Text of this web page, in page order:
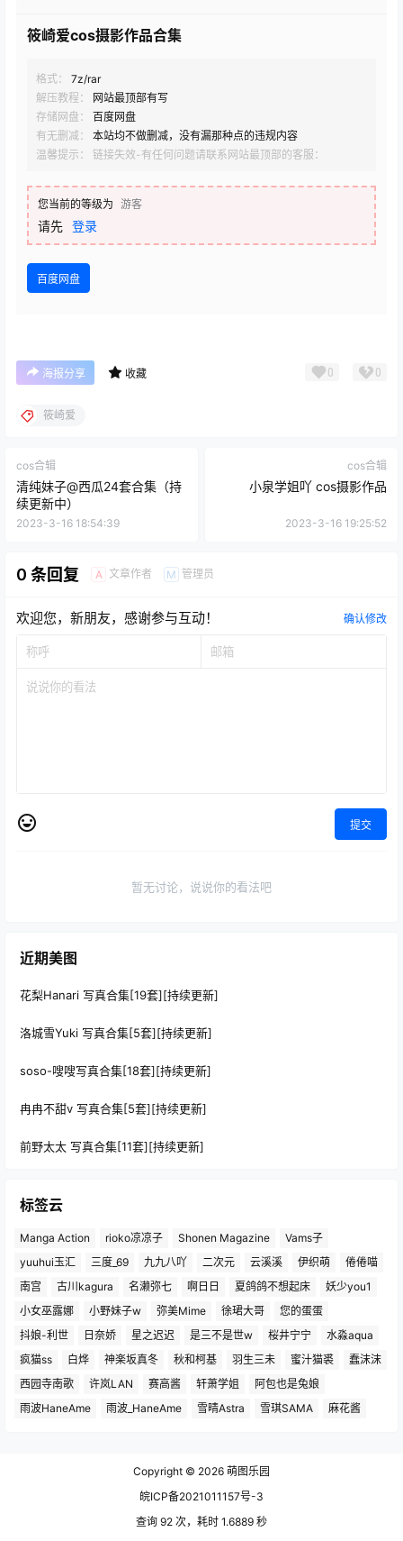
筱崎爱cos摄影作品合集
格式：
7z/rar
解压教程：
网站最顶部有写
存储网盘：
百度网盘
有无删减：
本站均不做删减，没有漏那种点的违规内容
温馨提示： 链接失效-有任何问题请联系网站最顶部的客服：
您当前的等级为 游客
请先 登录
百度网盘
海报分享 收藏 0 0
筱崎爱
cos合辑
清纯妹子@西瓜24套合集（持
续更新中）
2023-3-16 18:54:39
cos合辑
小泉学姐吖 cos摄影作品
2023-3-16 19:25:52
0 条回复 A 文章作者 M 管理员
欢迎您，新朋友，感谢参与互动！ 确认修改
提交
暂无讨论，说说你的看法吧
近期美图
花梨Hanari 写真合集[19套][持续更新]
洛城雪Yuki 写真合集[5套][持续更新]
soso-嗖嗖写真合集[18套][持续更新]
冉冉不甜v 写真合集[5套][持续更新]
前野太太 写真合集[11套][持续更新]
标签云
Manga Action rioko凉凉子 Shonen Magazine
Vams子
yuuhui玉汇
三度_69 九九八吖 二次元 云溪溪 伊织萌
倦倦喵
南宫
古川kagura 名濑弥七 啊日日 夏鸽鸽不想起床
妖少you1
小女巫露娜
小野妹子w 弥美Mime 徐珺大哥
您的蛋蛋
抖娘-利世
日奈娇 星之迟迟 是三不是世w 桜井宁宁
水淼aqua
疯猫ss
白烨 神楽坂真冬 秋和柯基 羽生三未 蜜汁猫裘
蠢沫沫
西园寺南歌
许岚LAN 赛高酱 轩萧学姐
阿包也是兔娘
雨波HaneAme
雨波_HaneAme 雪晴Astra 雪琪SAMA 麻花酱
Copyright © 2026 萌图乐园
皖ICP备2021011157号-3
查询 92 次，耗时 1.6889 秒